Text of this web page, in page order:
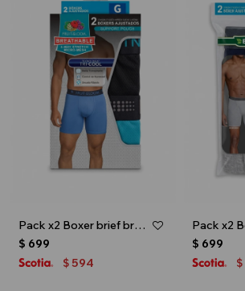
Pack x2 Boxer brief breathable 2.0 - caballero - Multicolor
$ 699
$ 594
$ 699
$